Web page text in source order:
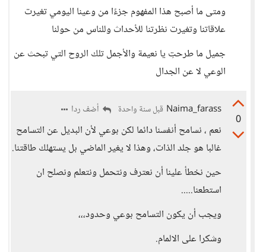
ومتى ما أصبح هذا المفهوم جزءًا من وعينا اليومي تغيرت
علاقاتنا وتغيرت نظرتنا للأحداث وللناس من حولنا
جميل ما طرحتِ يا نعيمة والأجمل تلك الروح التي تبحث عن
الوعي لا عن الجدال
0
Naima_farass قبل سنة واحدة أضف ردا
نعم ، نسامح أنفسنا دائما لكن بوعي لأن البديل عن التسامح
غالبا هو جلد الذات، وهذا لا يغير الماضي بل يستهلك طاقتنا.
حين نخطأ علينا أن نعترف ونتحمل ونتعلم ونصلح ان
استطعنا.....
ويجب أن يكون التسامح بوعي وحدود،،،
وشكرا على الالمام.